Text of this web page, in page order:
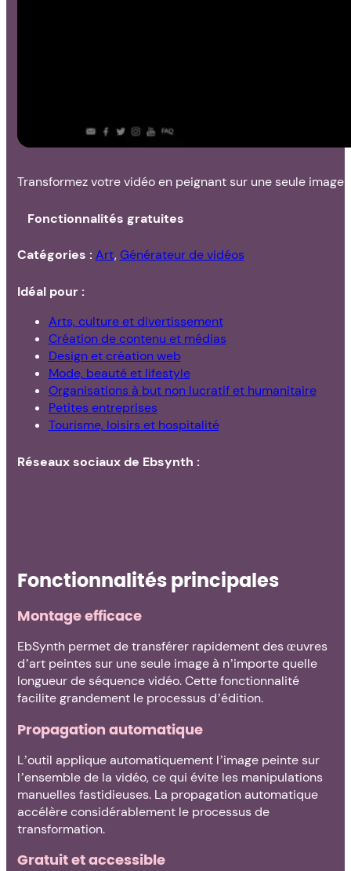
Transformez votre vidéo en peignant sur une seule image
Fonctionnalités gratuites
Catégories : Art,Générateur de vidéos
Idéal pour :
Arts, culture et divertissement
Création de contenu et médias
Design et création web
Mode, beauté et lifestyle
Organisations à but non lucratif et humanitaire
Petites entreprises
Tourisme, loisirs et hospitalité
Réseaux sociaux de Ebsynth :
Fonctionnalités principales
Montage efficace
EbSynth permet de transférer rapidement des œuvres
d’art peintes sur une seule image à n’importe quelle
longueur de séquence vidéo. Cette fonctionnalité
facilite grandement le processus d’édition.
Propagation automatique
L’outil applique automatiquement l’image peinte sur
l’ensemble de la vidéo, ce qui évite les manipulations
manuelles fastidieuses. La propagation automatique
accélère considérablement le processus de
transformation.
Gratuit et accessible